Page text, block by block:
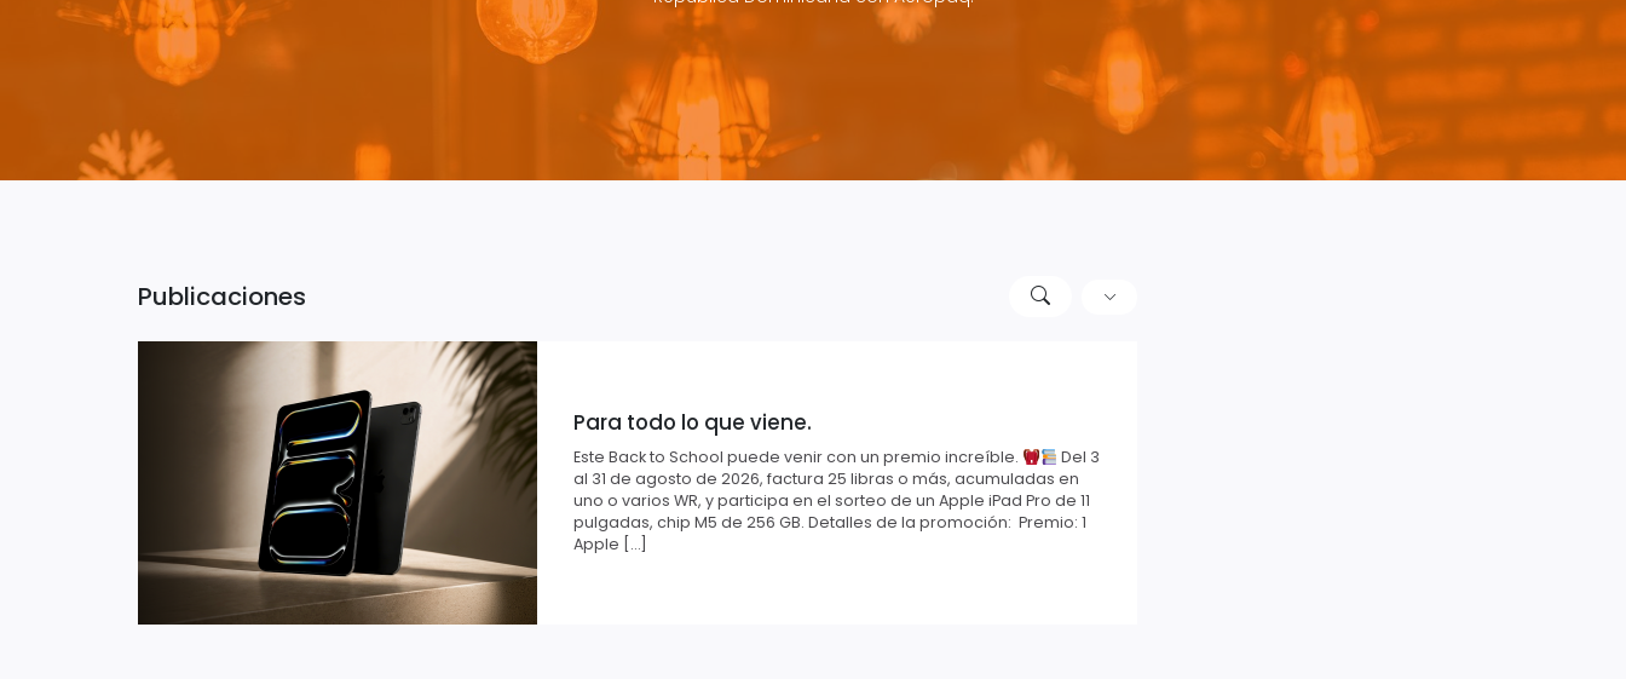
Publicaciones
Para todo lo que viene.
Este Back to School puede venir con un premio increíble.
Del 3
al 31 de agosto de 2026, factura 25 libras o más, acumuladas en
uno o varios WR, y participa en el sorteo de un Apple iPad Pro de 11
pulgadas, chip M5 de 256 GB. Detalles de la promoción: Premio: 1
Apple […]